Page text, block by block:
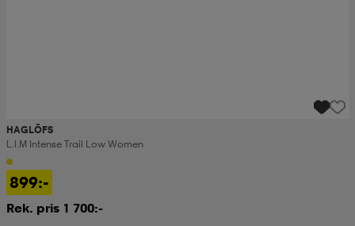
HAGLÖFS
L.i.m Intense Trail Low Women
899:-
Rek. pris 1 700:-